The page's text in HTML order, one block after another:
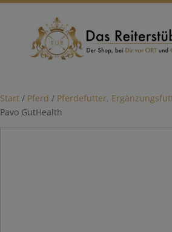
Start / Pferd / Pferdefutter,
Pavo GutHealth